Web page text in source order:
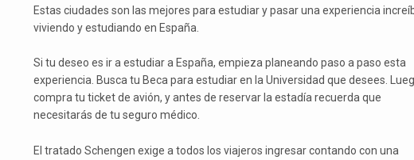
Estas ciudades son las mejores para estudiar y pasar una experiencia
viviendo y estudiando en España.
Si tu deseo es ir a estudiar a España, empieza planeando paso a paso esta
experiencia. Busca tu Beca para estudiar en la Universidad que desees.
compra tu ticket de avión, y antes de reservar la estadía recuerda que
necesitarás de tu seguro médico.
El tratado Schengen exige a todos los viajeros ingresar contando con una